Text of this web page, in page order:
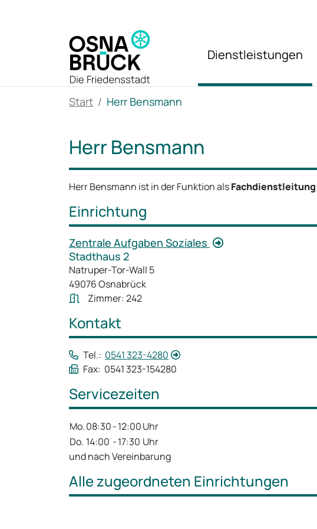
Dienstleistungen
Start Herr Bensmann
Herr Bensmann
Herr Bensmann ist in der Funktion alsFachdienstleitung
Einrichtung
Zentrale Aufgaben Soziales
Stadthaus 2
Natruper-Tor-Wall 5
49076 Osnabrück
Zimmer: 242
Kontakt
Tel.: 0541 323-4280
Fax: 0541 323-154280
Servicezeiten
Mo.08:30-12:00Uhr
Do. 14:00 -17:30 Uhr
und nach Vereinbarung
Alle zugeordneten Einrichtungen